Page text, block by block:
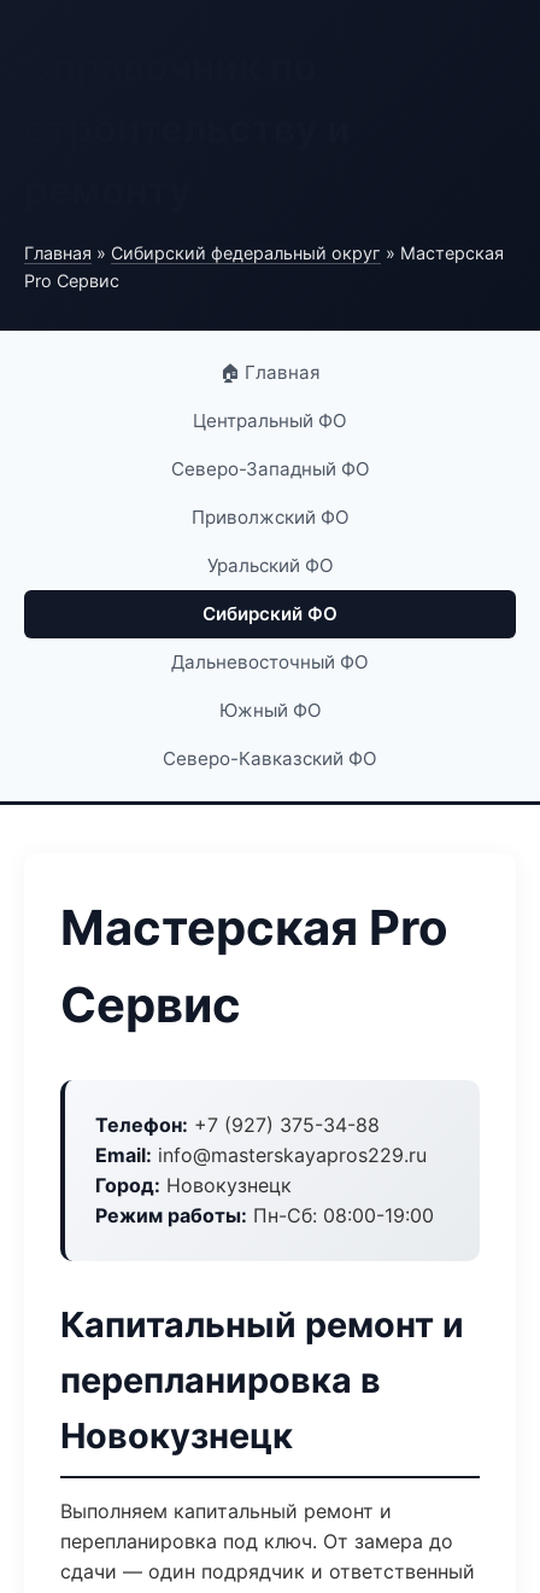
Главная » Сибирский федеральный округ » Мастерская
Pro Сервис
🏠 Главная
Центральный ФО
Северо-Западный ФО
Приволжский ФО
Уральский ФО
Сибирский ФО
Дальневосточный ФО
Южный ФО
Северо-Кавказский ФО
Мастерская Pro
Сервис
Телефон: +7 (927) 375-34-88
Email: info@masterskayapros229.ru
Город: Новокузнецк
Режим работы: Пн-Сб: 08:00-19:00
Капитальный ремонт и
перепланировка в
Новокузнецк
Выполняем капитальный ремонт и
перепланировка под ключ. От замера до
сдачи — один подрядчик и ответственный